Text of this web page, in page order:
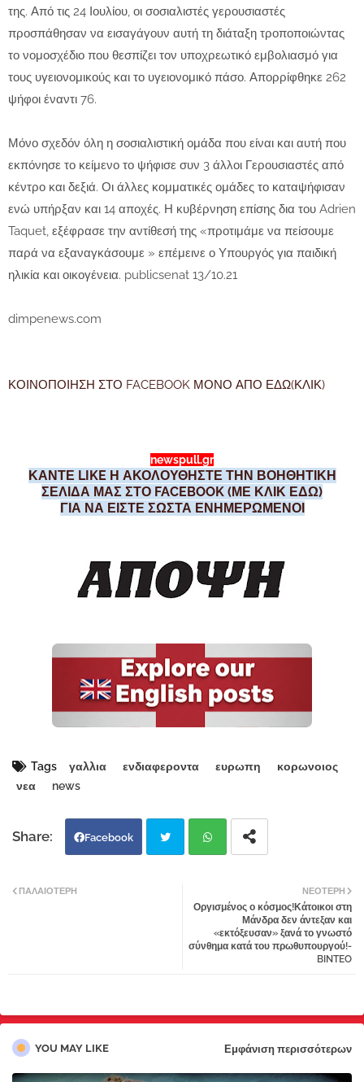
της. Από τις 24 Ιουλίου, οι σοσιαλιστές γερουσιαστές
προσπάθησαν να εισαγάγουν αυτή τη διάταξη τροποποιώντας
το νομοσχέδιο που θεσπίζει τον υποχρεωτικό εμβολιασμό για
τους υγειονομικούς και το υγειονομικό πάσο. Απορρίφθηκε 262
ψήφοι έναντι 76.
Μόνο σχεδόν όλη η σοσιαλιστική ομάδα που είναι και αυτή που
εκπόνησε το κείμενο το ψήφισε συν 3 άλλοι Γερουσιαστές από
κέντρο και δεξιά. Οι άλλες κομματικές ομάδες το καταψήφισαν
ενώ υπήρξαν και 14 αποχές. Η κυβέρνηση επίσης δια του Adrien
Taquet, εξέφρασε την αντίθεσή της «προτιμάμε να πείσουμε
παρά να εξαναγκάσουμε » επέμεινε ο Υπουργός για παιδική
ηλικία και οικογένεια. publicsenat 13/10.21
dimpenews.com
ΚΟΙΝΟΠΟΙΗΣΗ ΣΤΟ FACEBOOK ΜΟΝΟ ΑΠΟ ΕΔΩ(ΚΛΙΚ)
newspull.gr
ΚΑΝΤΕ LIKE Η ΑΚΟΛΟΥΘΗΣΤΕ ΤΗΝ ΒΟΗΘΗΤΙΚΗ
ΣΕΛΙΔΑ ΜΑΣ ΣΤΟ FACEBOOK (ΜΕ ΚΛΙΚ ΕΔΩ)
ΓΙΑ ΝΑ ΕΙΣΤΕ ΣΩΣΤΑ ΕΝΗΜΕΡΩΜΕΝΟΙ
Tags γαλλια ενδιαφεροντα ευρωπη
κορωνοιος
νεα
news
Facebook
atsa
pp
ΝΕΌΤΕΡΗ
Οργισμένος ο κόσμος!Κάτοικοι στη
Μάνδρα δεν άντεξαν και
«εκτόξευσαν» ξανά το γνωστό
σύνθημα κατά του πρωθυπουργού!-
BINTEO
ΠΑΛΑΙΌΤΕΡΗ
YOU MAY LIKE Εμφάνιση περισσότερων